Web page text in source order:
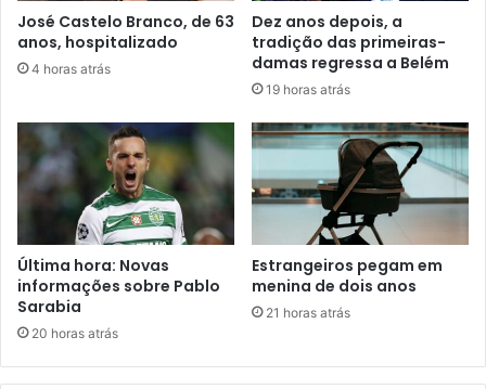
José Castelo Branco, de 63
anos, hospitalizado
4 horas atrás
Dez anos depois, a
tradição das primeiras-
damas regressa a Belém
19 horas atrás
Última hora: Novas
informações sobre Pablo
Sarabia
20 horas atrás
Estrangeiros pegam em
menina de dois anos
21 horas atrás